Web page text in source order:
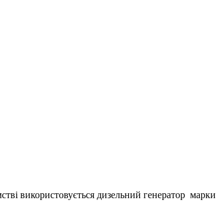
використовується дизельний генератор